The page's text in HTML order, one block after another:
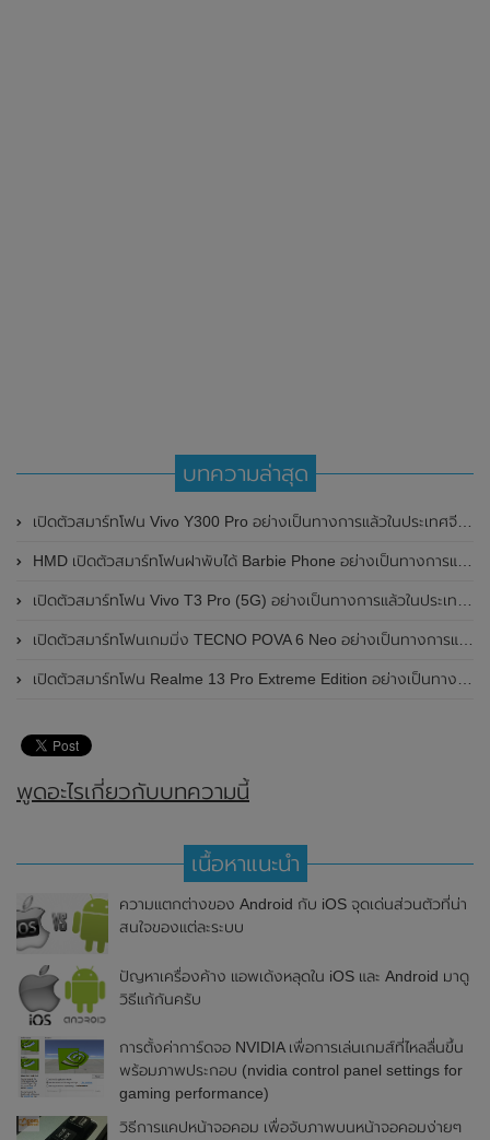
บทความล่าสุด
เปิดตัวสมาร์ทโฟน Vivo Y300 Pro อย่างเป็นทางการแล้วในประเทศจีน มาพร้อมดีไซน์พรีเมี่ยม ทนทาน และแบตเตอรี่สุดอึดขนาดใหญ่ 6,500mAh พร้อมรองรับการชาร์จไว 80W
HMD เปิดตัวสมาร์ทโฟนฝาพับได้ Barbie Phone อย่างเป็นทางการแล้ว มาพร้อมธีมสีชมพูสดใส
เปิดตัวสมาร์ทโฟน Vivo T3 Pro (5G) อย่างเป็นทางการแล้วในประเทศอินเดีย
เปิดตัวสมาร์ทโฟนเกมมิ่ง TECNO POVA 6 Neo อย่างเป็นทางการแล้วในประเทศไทย ในราคา 8,499 บาท
เปิดตัวสมาร์ทโฟน Realme 13 Pro Extreme Edition อย่างเป็นทางการแล้วในประเทศจีน
พูดอะไรเกี่ยวกับบทความนี้
เนื้อหาแนะนำ
ความแตกต่างของ Android กับ iOS จุดเด่นส่วนตัวที่น่า
สนใจของแต่ละระบบ
ปัญหาเครื่องค้าง แอพเด้งหลุดใน iOS และ Android มาดู
วิธีแก้กันครับ
การตั้งค่าการ์ดจอ NVIDIA เพื่อการเล่นเกมส์ที่ไหลลื่นขึ้น
พร้อมภาพประกอบ (nvidia control panel settings for
gaming performance)
วิธีการแคปหน้าจอคอม เพื่อจับภาพบนหน้าจอคอมง่ายๆ